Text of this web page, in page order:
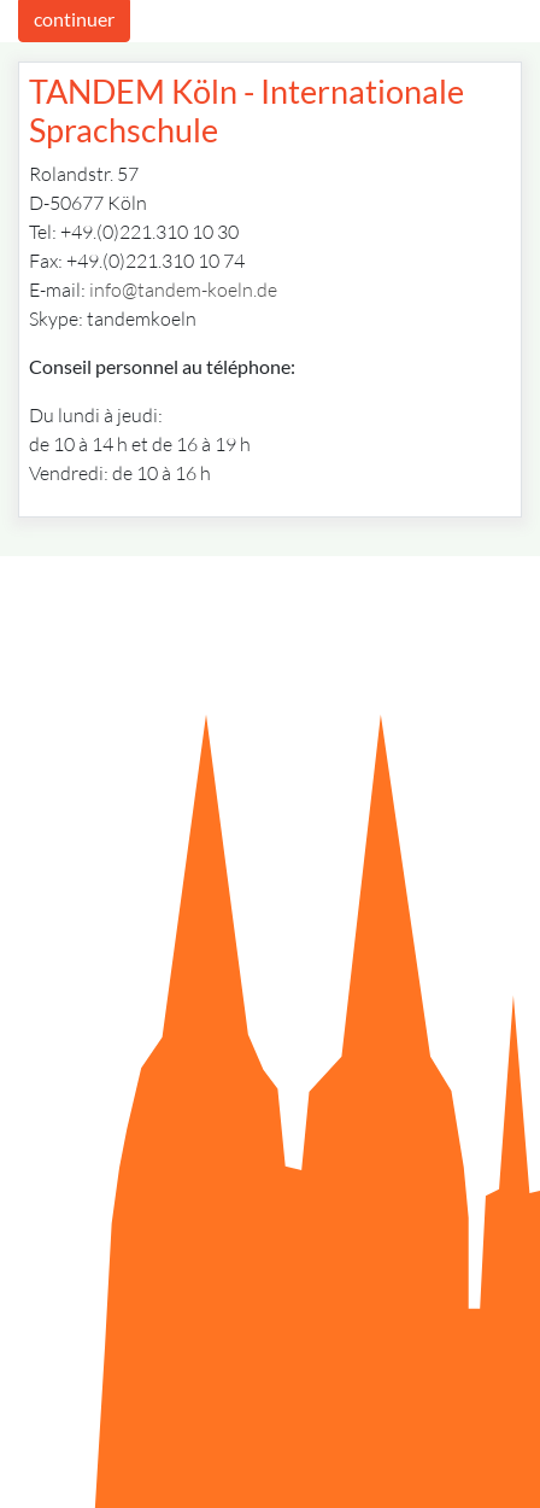
continuer
TANDEM Köln - Internationale
Sprachschule
Rolandstr. 57
D-50677 Köln
Tel: +49.(0)221.310 10 30
Fax: +49.(0)221.310 10 74
E-mail: info@tandem-koeln.de
Skype: tandemkoeln
Conseil personnel au téléphone:
Du lundi à jeudi:
de 10 à 14 h et de 16 à 19 h
Vendredi: de 10 à 16 h